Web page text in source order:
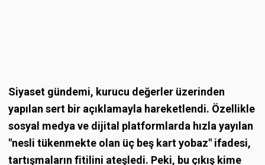
Siyaset gündemi, kurucu değerler üzerinden
yapılan sert bir açıklamayla hareketlendi. Özellikle
sosyal medya ve dijital platformlarda hızla yayılan
"nesli tükenmekte olan üç beş kart yobaz" ifadesi,
tartışmaların fitilini ateşledi. Peki, bu çıkış kime